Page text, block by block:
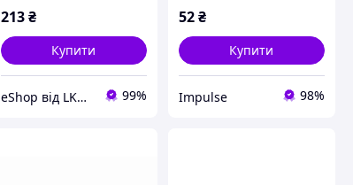
213 ₴
Купити
eShop від LKQ інтернет-магазин автозапчастин 99%
52₴
Купити
Impulse 98%